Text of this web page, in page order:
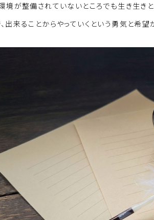
境が整備されていないところでも生き生き
出来ることからやっていくという勇気と希望